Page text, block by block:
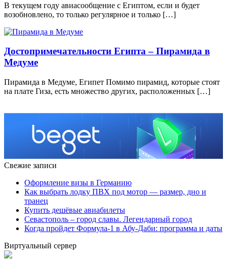
В текущем году авиасообщение с Египтом, если и будет
возобновлено, то только регулярное и только […]
Достопримечательности Египта – Пирамида в
Медуме
Пирамида в Медуме, Египет Помимо пирамид, которые стоят
на плате Гиза, есть множество других, расположенных […]
Свежие записи
Оформление визы в Германию
Как выбрать лодку ПВХ под мотор — размер, дно и
транец
Купить дешёвые авиабилеты
Севастополь – город славы. Легендарный город
Когда пройдет Формула-1 в Абу-Даби: программа и даты
Виртуальный сервер